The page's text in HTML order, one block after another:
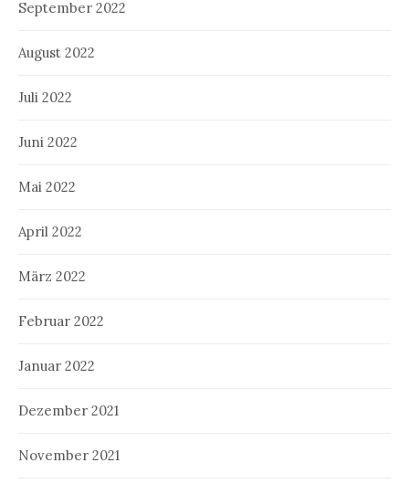
September 2022
August 2022
Juli 2022
Juni 2022
Mai 2022
April 2022
März 2022
Februar 2022
Januar 2022
Dezember 2021
November 2021